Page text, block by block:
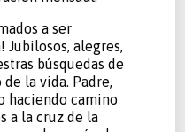
a ser
Jubilosos, alegres,
búsquedas de
la vida. Padre,
haciendo camino
a la cruz de la